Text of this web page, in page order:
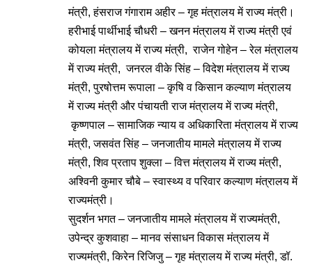
मंत्री, हंसराज गंगाराम अहीर – गृह मंत्रालय में राज्य मंत्री।
हरीभाई पार्थीभाई चौधरी – खनन मंत्रालय में राज्य मंत्री एवं
कोयला मंत्रालय में राज्य मंत्री, राजेन गोहेन – रेल मंत्रालय
में राज्य मंत्री, जनरल वीके सिंह – विदेश मंत्रालय में राज्य
मंत्री, पुरषोत्तम रूपाला – कृषि व किसान कल्याण मंत्रालय
में राज्य मंत्री और पंचायती राज मंत्रालय में राज्य मंत्री,
कृष्णपाल – सामाजिक न्याय व अधिकारिता मंत्रालय में राज्य
मंत्री, जसवंत सिंह – जनजातीय मामले मंत्रालय में राज्य
मंत्री, शिव प्रताप शुक्ला – वित्त मंत्रालय में राज्य मंत्री,
अश्विनी कुमार चौबे – स्वास्थ्य व परिवार कल्याण मंत्रालय में
राज्यमंत्री।
सुदर्शन भगत – जनजातीय मामले मंत्रालय में राज्यमंत्री,
उपेन्द्र कुशवाहा – मानव संसाधन विकास मंत्रालय में
राज्यमंत्री, किरेन रिजिजु – गृह मंत्रालय में राज्य मंत्री, डॉ.